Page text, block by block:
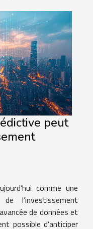
peut
comme une
l’investissement
de données et
possible d’anticiper